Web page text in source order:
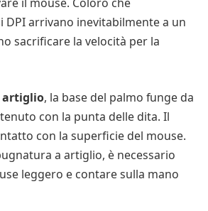
DPI arrivano inevitabilmente a un
sacrificare la velocità per la
artiglio, la base del palmo funge da
con la punta delle dita. Il
con la superficie del mouse.
a artiglio, è necessario
leggero e contare sulla mano